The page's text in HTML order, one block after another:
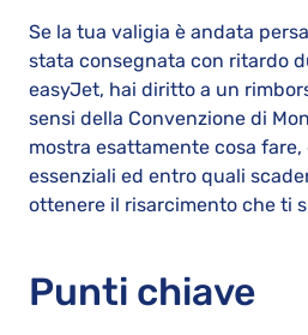
Se la tua valigia è andata
stata consegnata con ritardo
easyJet, hai diritto a un
sensi della Convenzione di
mostra esattamente cosa
essenziali ed entro quali
ottenere il risarcimento che ti
Punti chiave